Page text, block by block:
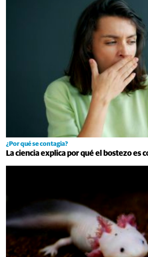
¿Por qué se contagia?
La ciencia explica por qué el bostezo es